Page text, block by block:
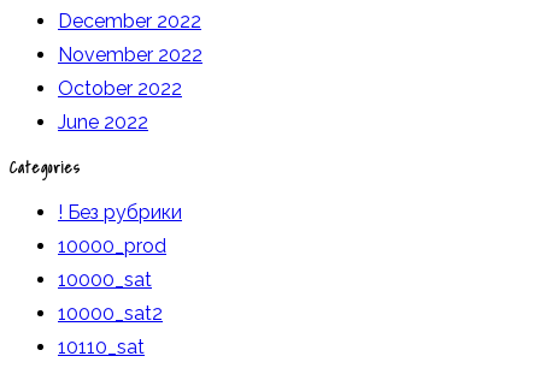
December 2022
November 2022
October 2022
June 2022
Categories
! Без рубрики
10000_prod
10000_sat
10000_sat2
10110_sat